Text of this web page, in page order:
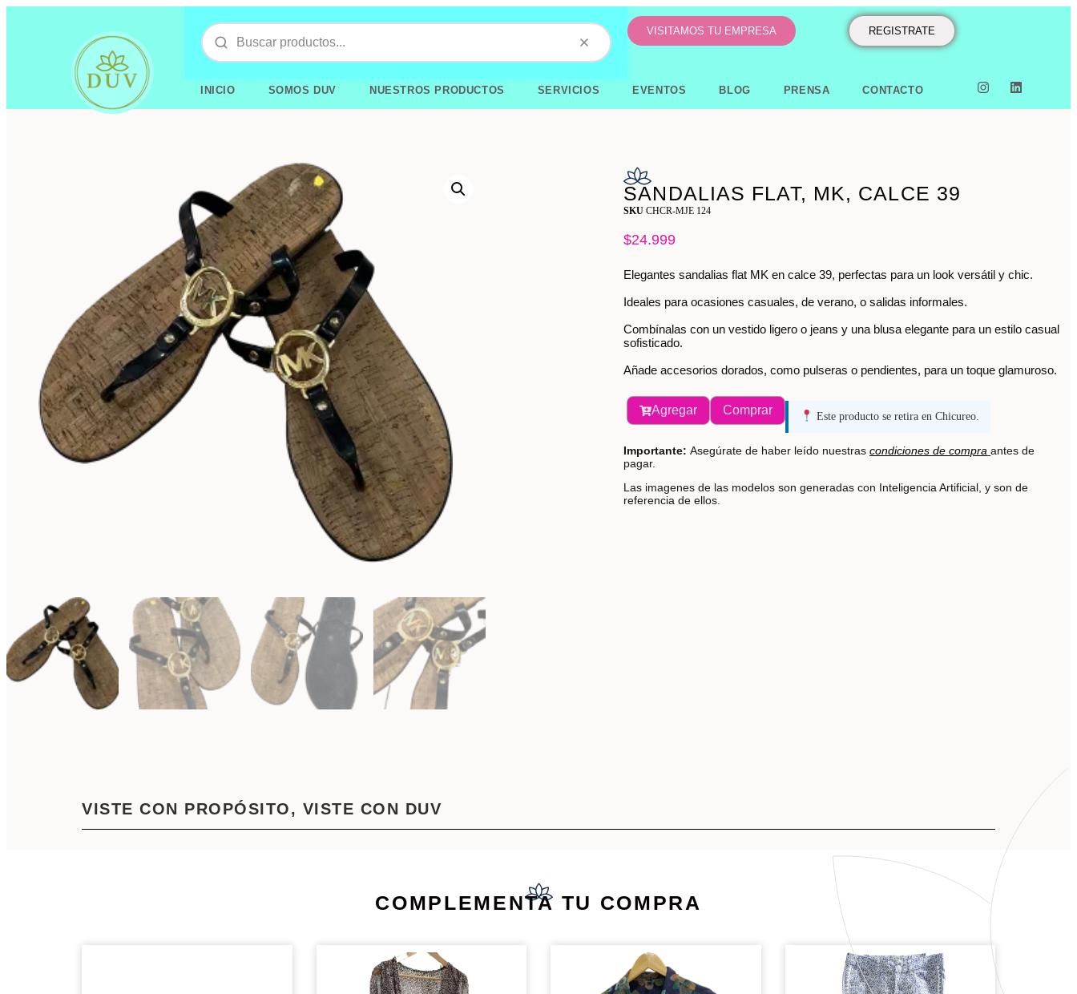
VISITAMOS TU EMPRESA REGISTRATE
INICIO SOMOS DUV NUESTROS PRODUCTOS SERVICIOS EVENTOS BLOG PRENSA CONTACTO
SANDALIAS FLAT, MK, CALCE 39
SKUCHCR-MJE 124
$24.999
Elegantes sandalias flat MK en calce 39, perfectas para un look versátil y chic.
Ideales para ocasiones casuales, de verano, o salidas informales.
Combínalas con un vestido ligero o jeans y una blusa elegante para un estilo casual
sofisticado.
Añade accesorios dorados, como pulseras o pendientes, para un toque glamuroso.
Agregar Comprar Este producto se retira en Chicureo.
Importante: Asegúrate de haber leído nuestrascondiciones de compra antes de
pagar.
Las imagenes de las modelos son generadas con Inteligencia Artificial, y son de
referencia de ellos.
VISTE CON PROPÓSITO, VISTE CON DUV
COMPLEMENTA TU COMPRA